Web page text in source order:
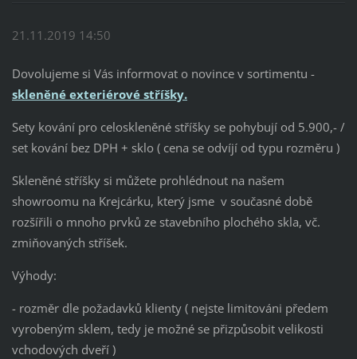
21.11.2019 14:50
Dovolujeme si Vás informovat o novince v sortimentu -
skleněné exteriérové stříšky.
Sety kování pro celoskleněné stříšky se pohybují od 5.900,- /
set kování bez DPH + sklo ( cena se odvíjí od typu rozměru )
Skleněné stříšky si můžete prohlédnout na našem
showroomu na Krejcárku, který jsme v současné době
rozšířili o mnoho prvků ze stavebního plochého skla, vč.
zmiňovaných stříšek.
Výhody:
- rozměr dle požadavků klienty ( nejste limitováni předem
vyrobeným sklem, tedy je možné se přizpůsobit velikosti
vchodových dveří )